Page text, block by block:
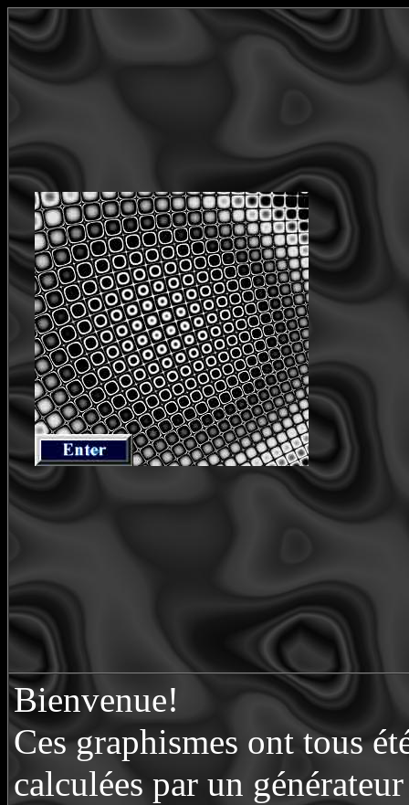
Bienvenue!
Ces graphismes ont tous
calculées par un